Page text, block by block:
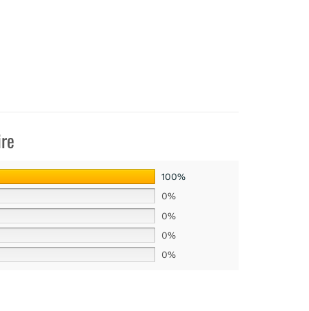
100%
0%
0%
0%
0%